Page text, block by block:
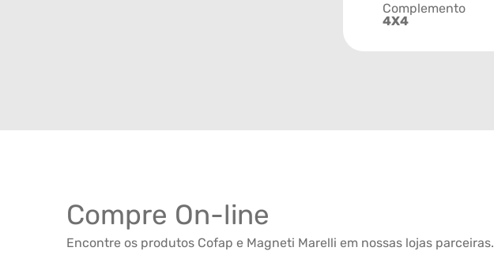
Complemento
4X4
Compre On-line
Encontre os produtos Cofap e Magneti Marelli em nossas lojas parceiras.